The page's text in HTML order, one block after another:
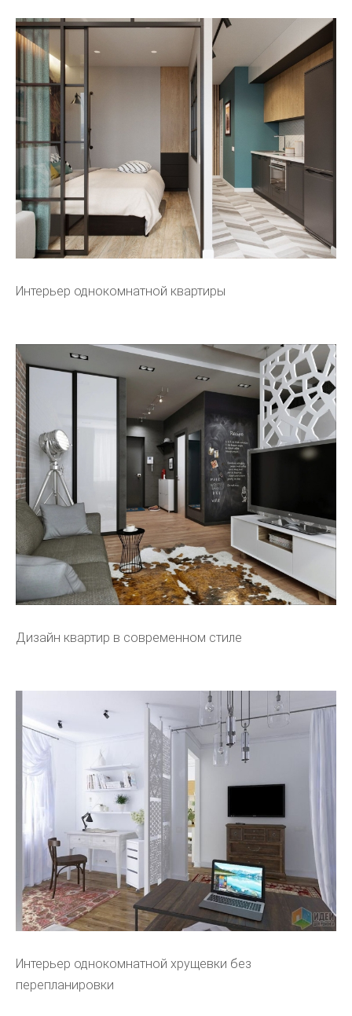
Интерьер однокомнатной квартиры
Дизайн квартир в современном стиле
Интерьер однокомнатной хрущевки без
перепланировки